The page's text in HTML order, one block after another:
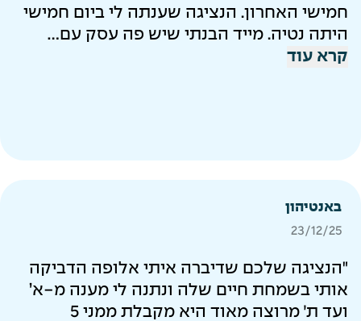
חמישי האחרון. הנציגה שענתה לי ביום חמישי
היתה נטיה. מייד הבנתי שיש פה עסק עם...
קרא עוד
באנטיהון
23/12/25
"הנציגה שלכם שדיברה איתי אלופה הדביקה
אותי בשמחת חיים שלה ונתנה לי מענה מ-א’
ועד ת׳ מרוצה מאוד היא מקבלת ממני 5